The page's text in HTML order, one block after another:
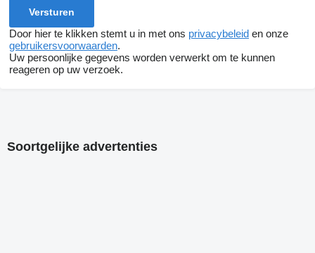
Door hier te klikken stemt u in met ons privacybeleid en onze
gebruikersvoorwaarden.
Uw persoonlijke gegevens worden verwerkt om te kunnen
reageren op uw verzoek.
Soortgelijke advertenties